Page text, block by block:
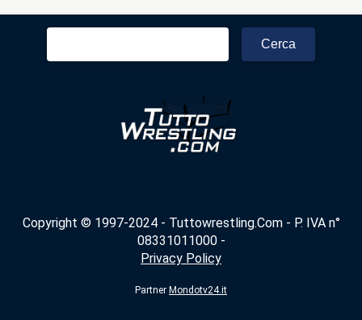
Ricerca
Copyright © 1997-2024 - Tuttowrestling.Com - P. IVA n°
08331011000 -
Privacy Policy
Partner Mondotv24.it